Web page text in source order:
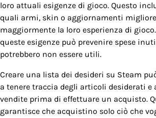
loro attuali esigenze di gioco. Questo
quali armi, skin o aggiornamenti
maggiormente la loro esperienza di
queste esigenze può prevenire spese
potrebbero non essere utili.
Creare una lista dei desideri su Steam
a tenere traccia degli articoli desiderati e
vendite prima di effettuare un acquisto.
garantisce che acquistino solo ciò che